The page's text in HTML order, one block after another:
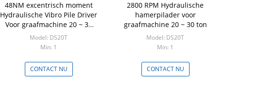
48NM excentrisch moment
Hydraulische Vibro Pile Driver
Voor graafmachine 20 ~ 30
ton
Model: DS20T
Min: 1
CONTACT NU
2800 RPM Hydraulische
hamerpilader voor
graafmachine 20 ~ 30 ton
Model: DS20T
Min: 1
CONTACT NU